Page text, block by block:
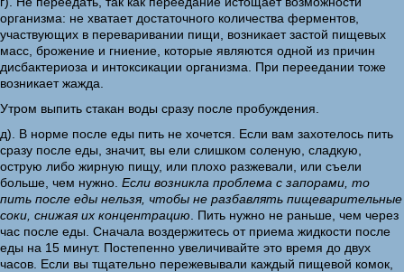
организма: не хватает достаточного количества ферментов,
участвующих в переваривании пищи, возникает застой пищевых
масс, брожение и гниение, которые являются одной из причин
дисбактериоза и интоксикации организма. При переедании тоже
возникает жажда.
Утром выпить стакан воды сразу после пробуждения.
д). В норме после еды пить не хочется. Если вам захотелось пить
сразу после еды, значит, вы ели слишком соленую, сладкую,
острую либо жирную пищу, или плохо разжевали, или съели
больше, чем нужно. Если возникла проблема с запорами, то
пить после еды нельзя, чтобы не разбавлять пищеварительные
соки, снижая их концентрацию . Пить нужно не раньше, чем через
час после еды. Сначала воздержитесь от приема жидкости после
еды на 15 минут. Постепенно увеличивайте это время до двух
часов. Если вы тщательно пережевывали каждый пищевой комок,